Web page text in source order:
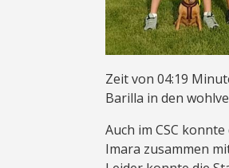
Zeit von 04:19
Barilla in den
Auch im CSC
Imara zusammen